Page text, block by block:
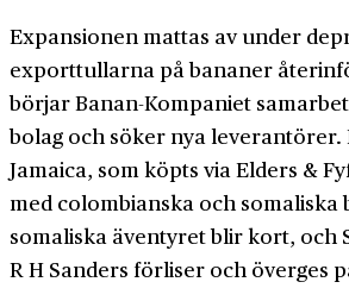
Expansionen mattas av under
export­tullarna på bananer
börjar Banan-­Kompaniet
bolag och söker nya
Jamaica, som köpts via Elders &
med colombianska och somaliska
somaliska äventyret blir kort, och
R H Sanders förliser och överges